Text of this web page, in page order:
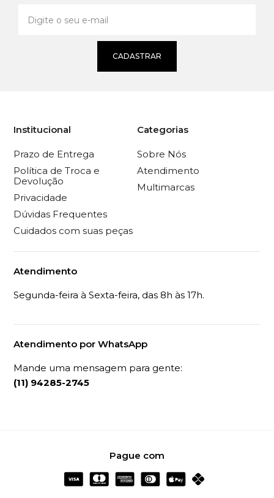
CADASTRAR
Institucional
Prazo de Entrega
Política de Troca e
Devolução
Privacidade
Dúvidas Frequentes
Cuidados com suas peças
Categorias
Sobre Nós
Atendimento
Multimarcas
Atendimento
Segunda-feira à Sexta-feira, das 8h às 17h.
Atendimento por WhatsApp
Mande uma mensagem para gente:
(11) 94285-2745
Pague com